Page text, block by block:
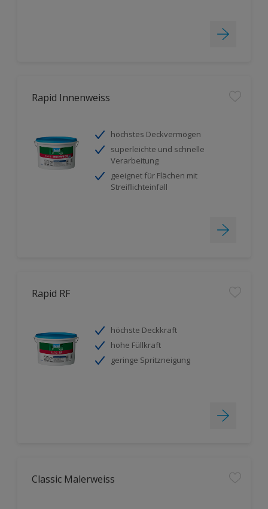
Rapid Innenweiss
höchstes Deckvermögen
superleichte und schnelle
Verarbeitung
geeignet für Flächen mit
Streiflichteinfall
Rapid RF
höchste Deckkraft
hohe Füllkraft
geringe Spritzneigung
Classic Malerweiss